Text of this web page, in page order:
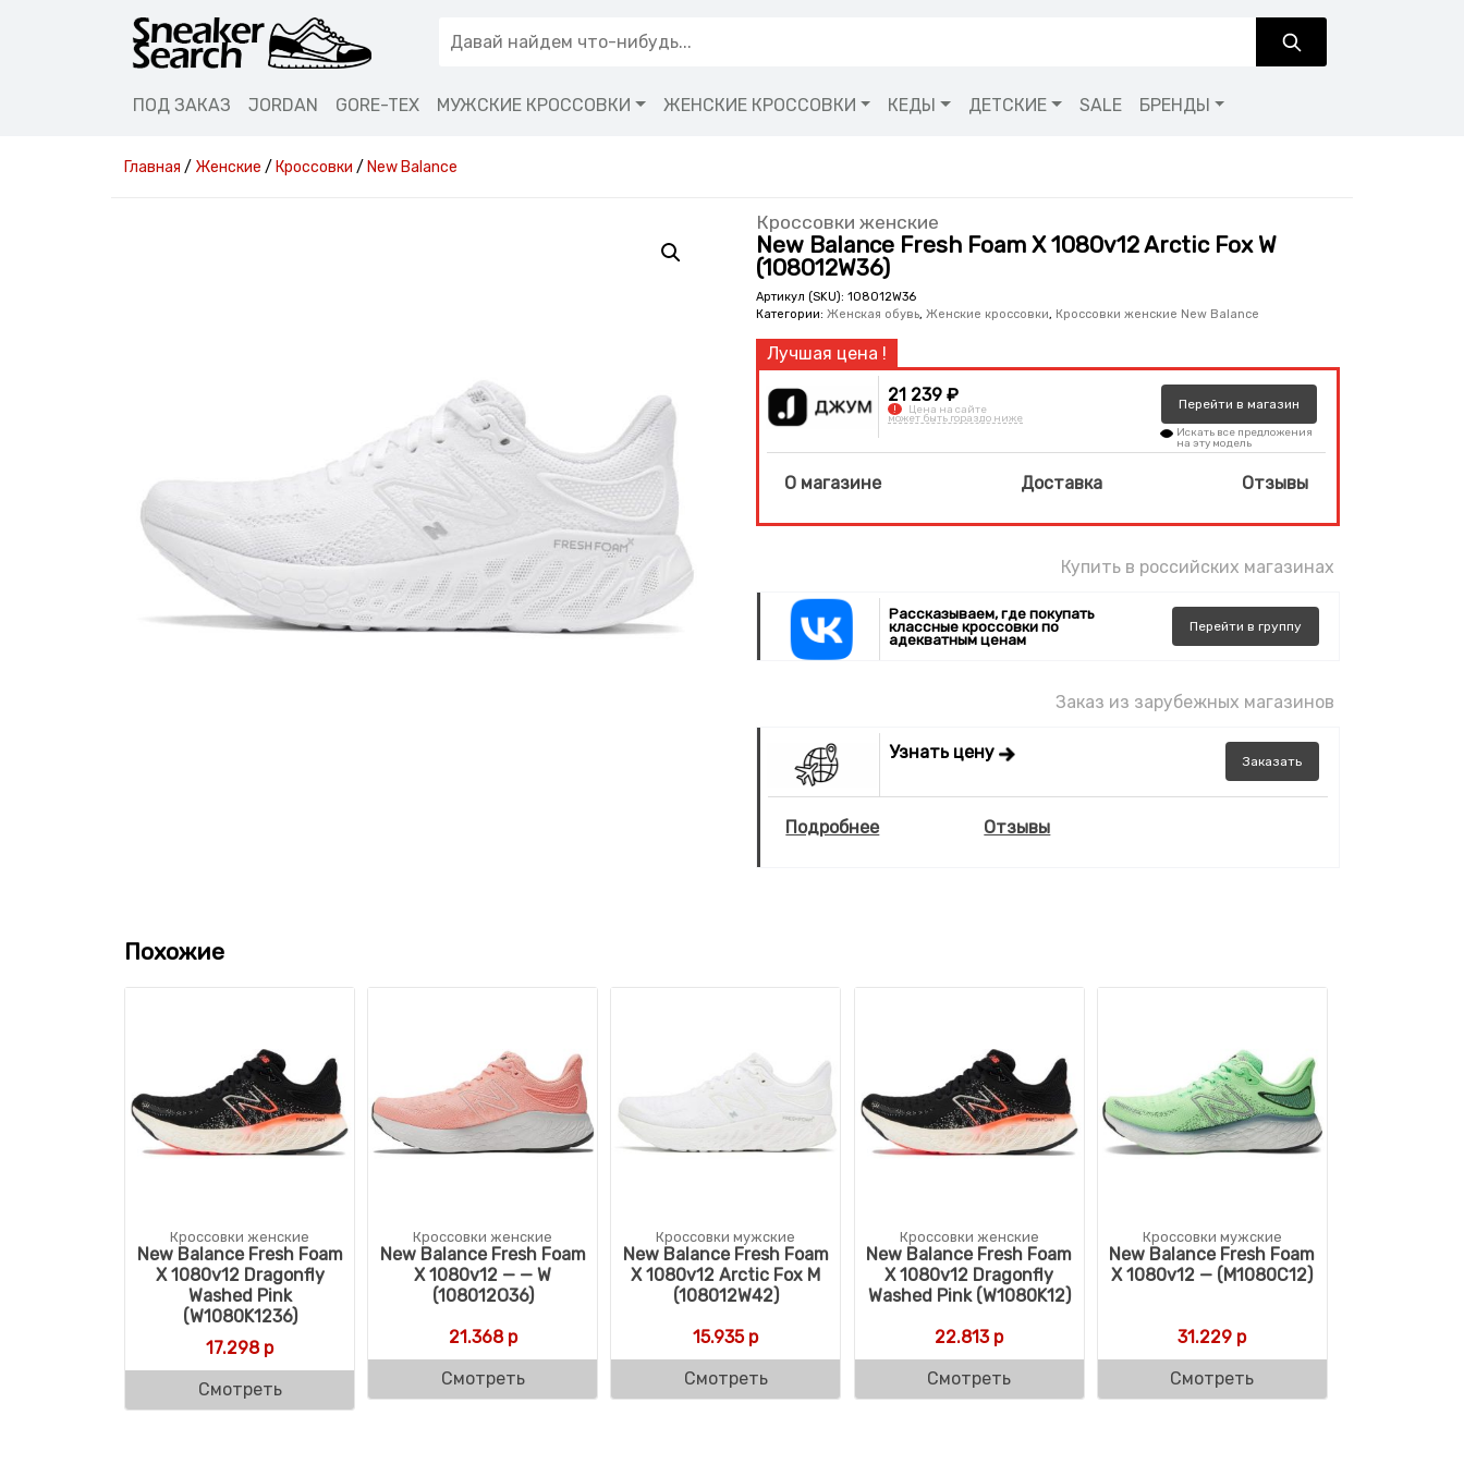
ПОД ЗАКАЗ JORDAN GORE-TEX МУЖСКИЕ КРОССОВКИ ЖЕНСКИЕ КРОССОВКИ КЕДЫ ДЕТСКИЕ SALE БРЕНДЫ
Главная / Женские / Кроссовки / New Balance
Кроссовки женские
New Balance Fresh Foam X 1080v12 Arctic Fox W
(108012W36)
Артикул (SKU):108012W36
Категории:Женская обувь,Женские кроссовки, Кроссовки женские New Balance
21 239 ₽
! Цена на сайте
может быть гораздо ниже
Перейти в магазин
Искать все предложения
на эту модель
О магазине Доставка Отзывы
Купить в российских магазинах
Рассказываем, где покупать
классные кроссовки по
адекватным ценам
Перейти в группу
Заказ из зарубежных магазинов
Узнать цену Заказать
Подробнее Отзывы
Похожие
Кроссовки женские
New Balance Fresh Foam
X 1080v12 Dragonfly
Washed Pink
(W1080K1236)
17.298р
Смотреть
Кроссовки женские
New Balance Fresh Foam
X 1080v12 — — W
(108012O36)
21.368р
Смотреть
Кроссовки мужские
New Balance Fresh Foam
X 1080v12 Arctic Fox M
(108012W42)
15.935р
Смотреть
Кроссовки женские
New Balance Fresh Foam
X 1080v12 Dragonfly
Washed Pink (W1080K12)
22.813р
Смотреть
Кроссовки мужские
New Balance Fresh Foam
X 1080v12 — (M1080C12)
31.229 р
Смотреть